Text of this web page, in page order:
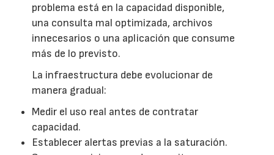
problema está en la capacidad disponible,
una consulta mal optimizada, archivos
innecesarios o una aplicación que consume
más de lo previsto.
La infraestructura debe evolucionar de
manera gradual:
Medir el uso real antes de contratar
capacidad.
Establecer alertas previas a la saturación.